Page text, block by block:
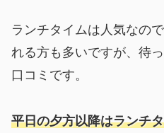
ランチタイムは人気なの
れる方も多いですが、待
口コミです。
平日の夕方以降はランチ